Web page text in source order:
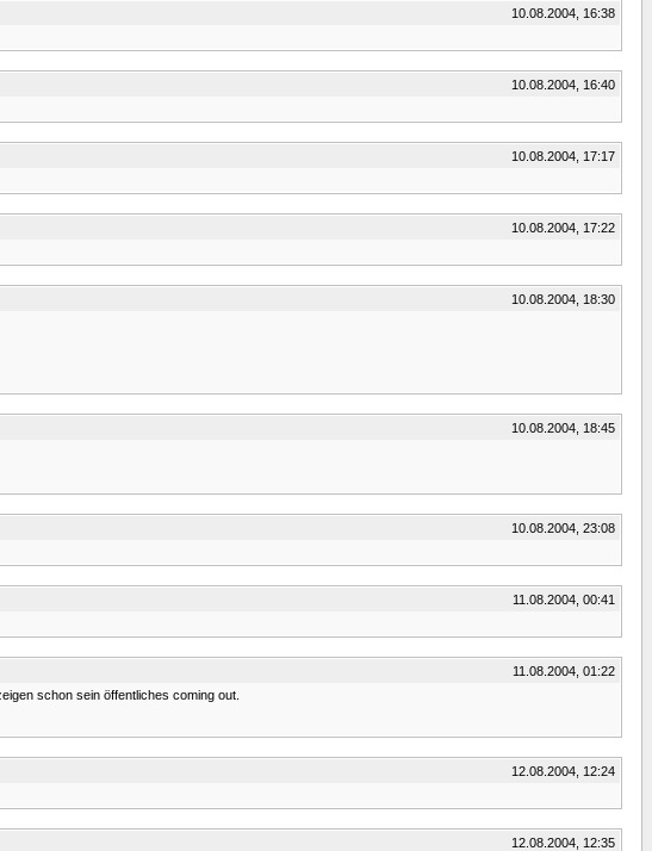
10.08.2004, 16:38
10.08.2004, 16:40
10.08.2004, 17:17
10.08.2004, 17:22
10.08.2004, 18:30
10.08.2004, 18:45
10.08.2004, 23:08
11.08.2004, 00:41
11.08.2004, 01:22
schon sein öffentliches coming out.
12.08.2004, 12:24
12.08.2004, 12:35